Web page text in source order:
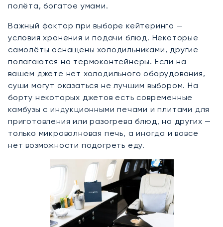
полёта, богатое умами.
Важный фактор при выборе кейтеринга —
условия хранения и подачи блюд. Некоторые
самолёты оснащены холодильниками, другие
полагаются на термоконтейнеры. Если на
вашем джете нет холодильного оборудования,
суши могут оказаться не лучшим выбором. На
борту некоторых джетов есть современные
камбузы с индукционными печами и плитами для
приготовления или разогрева блюд, на других —
только микроволновая печь, а иногда и вовсе
нет возможности подогреть еду.